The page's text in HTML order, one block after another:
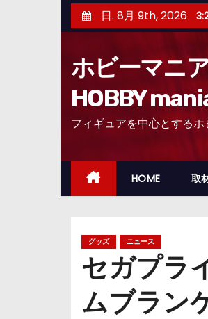
ン
ッ
日. 8月 9th, 2026
ホビーマニ
HOBBY
フィギュアを中心とするホ
HOME 取
グッズ ニュース
セガプラ
ムブラン